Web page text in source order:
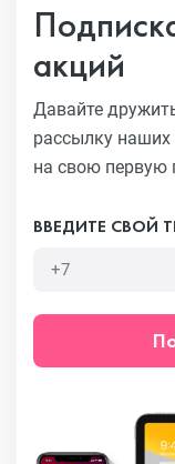
акций
Давайте
рассылку наших
на свою первую
ВВЕДИТЕ СВОЙ